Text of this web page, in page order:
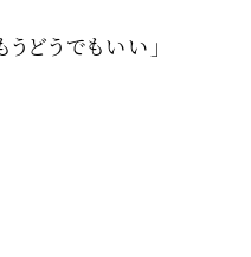
うどうでもいい」